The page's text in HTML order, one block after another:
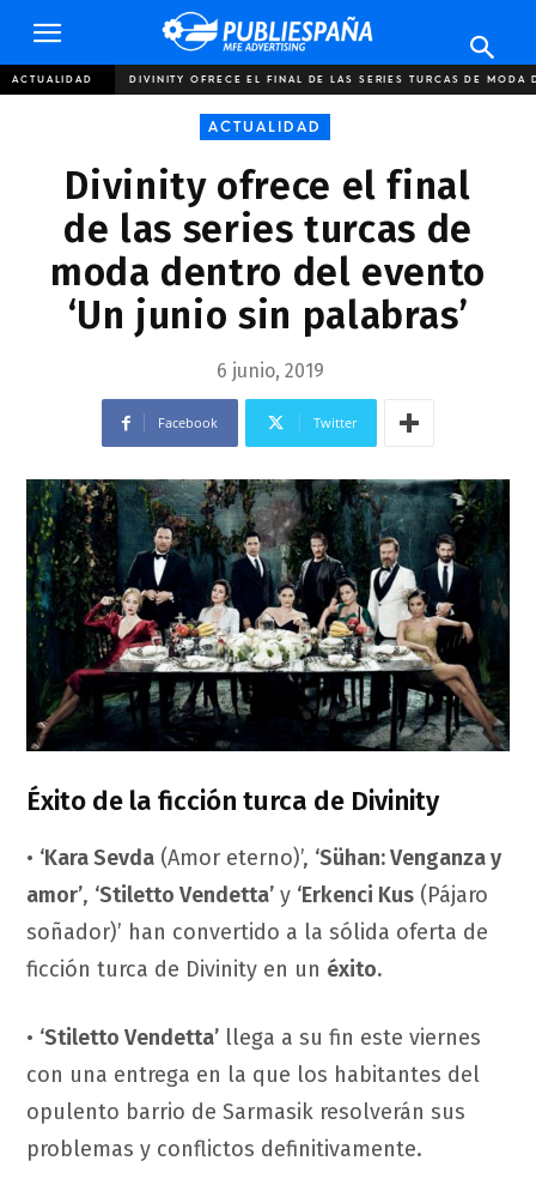
Publiespaña
ACTUALIDAD DIVINITY OFRECE EL FINAL DE LAS SERIES TURCAS DE MODA
ACTUALIDAD
Divinity ofrece el final
de las series turcas de
moda dentro del evento
‘Un junio sin palabras’
6 junio, 2019
Facebook Twitter
Éxito de la ficción turca de Divinity
• ‘Kara Sevda (Amor eterno)’, ‘Sühan: Venganza y
amor’, ‘Stiletto Vendetta’ y ‘Erkenci Kus (Pájaro
soñador)’ han convertido a la sólida oferta de
ficción turca de Divinity en un éxito.
• ‘Stiletto Vendetta’ llega a su fin este viernes
con una entrega en la que los habitantes del
opulento barrio de Sarmasik resolverán sus
problemas y conflictos definitivamente.